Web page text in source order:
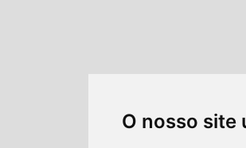
O nosso site